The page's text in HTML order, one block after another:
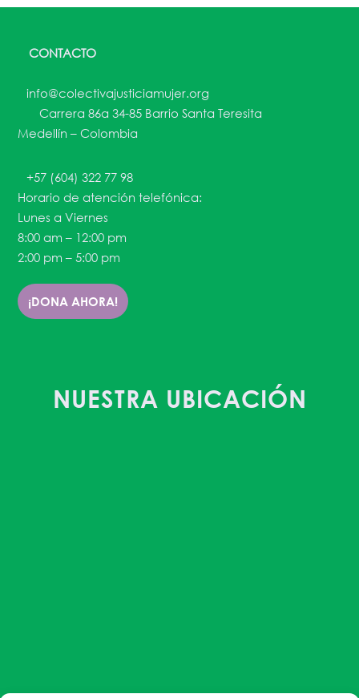
CONTACTO
info@colectivajusticiamujer.org
Carrera 86a 34-85 Barrio Santa Teresita
Medellín – Colombia
+57 (604) 322 77 98
Horario de atención telefónica:
Lunes a Viernes
8:00 am – 12:00 pm
2:00 pm – 5:00 pm
¡DONA AHORA!
NUESTRA UBICACIÓN